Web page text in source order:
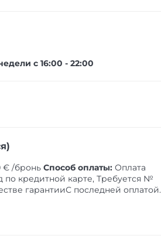
с 16:00 - 22:00
€ /бронь Способ оплаты: Оплата
по кредитной карте, Требуется №
гарантии​С последней оплатой.